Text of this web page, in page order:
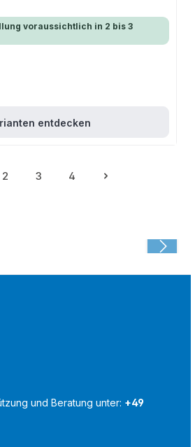
voraussichtlich in 2 bis 3
entdecken
Seite
2
Seite
3
Seite
4
und Beratung unter: +49